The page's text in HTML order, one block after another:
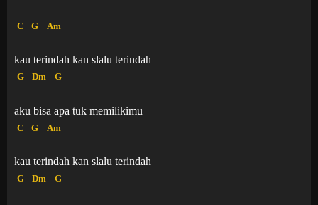
C G Am
kau terindah kan slalu terindah
G Dm G
aku bisa apa tuk memilikimu
C G Am
kau terindah kan slalu terindah
G Dm G